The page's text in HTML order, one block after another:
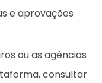
e aprovações
ou as agências
consultar